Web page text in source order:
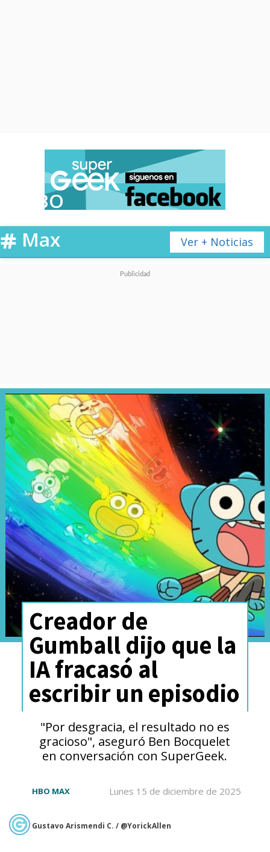
Ver + Noticias
HBO
Max
Creador de
Gumball dijo que la
IA fracasó al
escribir un episodio
"Por desgracia, el resultado no es
gracioso", aseguró Ben Bocquelet
en conversación con SuperGeek.
Lunes 15 de diciembre de 2025
HBO MAX
Gustavo Arismendi C. / @YorickAllen